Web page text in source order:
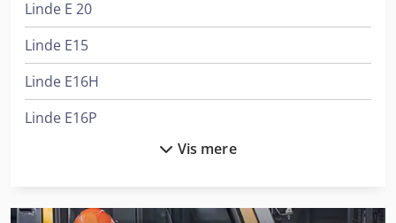
Linde E 20
Linde E15
Linde E16H
Linde E16P
Vis mere